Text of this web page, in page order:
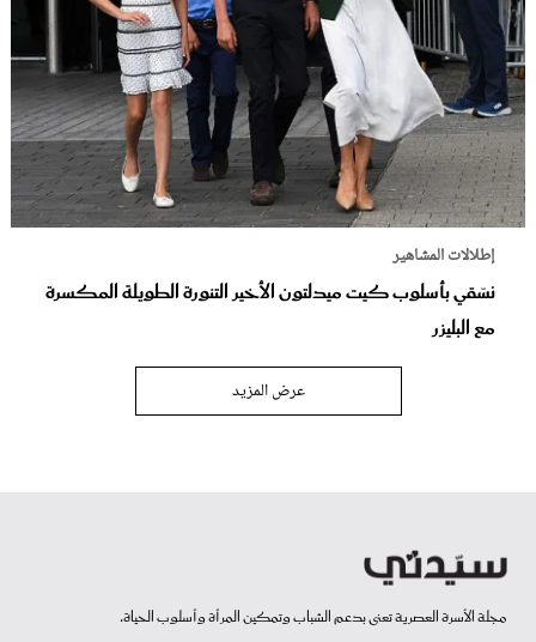
إطلالات المشاهير
نسّقي بأسلوب كيت ميدلتون الأخير التنورة الطويلة المكسرة
مع البليزر
عرض المزيد
مجلة الأسرة العصرية تعنى بدعم الشباب وتمكين المرأة وأسلوب الحياة.